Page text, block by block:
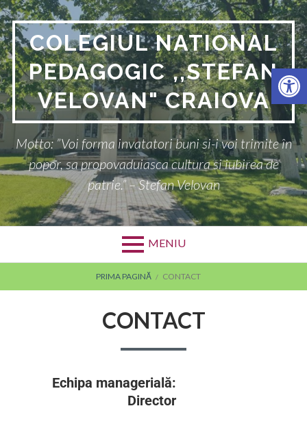
Deschide bara de unelte
COLEGIUL NATIONAL
PEDAGOGIC ,,STEFAN
VELOVAN" CRAIOVA
Motto: ”Voi forma invatatori buni si-i voi trimite în
popor, sa propovaduiasca cultura si iubirea de
patrie.” – Stefan Velovan
MENIU
PRIMA PAGINĂ CONTACT
CONTACT
Echipa managerială:
Director